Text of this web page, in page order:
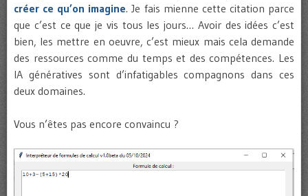
créer ce qu’on imagine. Je fais mienne cette citation parce
que c’est ce que je vis tous les jours… Avoir des idées c’est
bien, les mettre en oeuvre, c’est mieux mais cela demande
des ressources comme du temps et des compétences. Les
IA génératives sont d’infatigables compagnons dans ces
deux domaines.
Vous n’êtes pas encore convaincu ?